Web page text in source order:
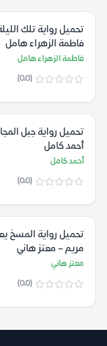
تحميل رواية تلك
فاطمة الزهراء هامل
فاطمة الزهراء هامل
(0.0)
تحميل رواية جبل
أحمد كامل
أحمد كامل
(0.0)
تحميل رواية المسخ
مريم – معتز هاني
معتز هاني
(0.0)